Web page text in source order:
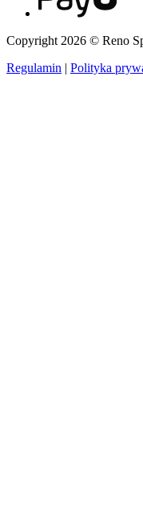
Copyright 2026 © Reno
Regulamin | Polityka